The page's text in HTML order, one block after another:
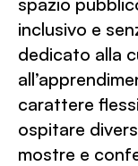
inclusivo e
dedicato alla
carattere
ospitare
mostre e